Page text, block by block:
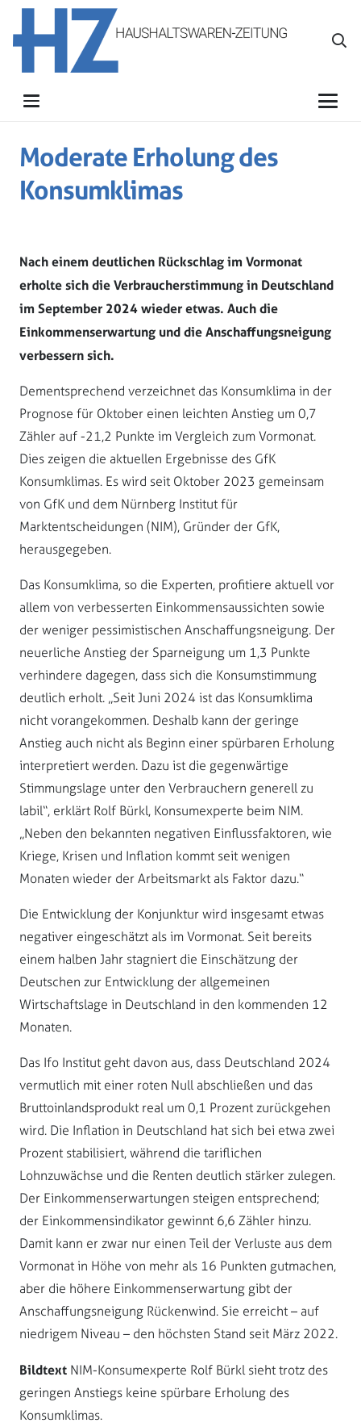
Moderate Erholung des
Konsumklimas
Nach einem deutlichen Rückschlag im Vormonat
erholte sich die Verbraucherstimmung in Deutschland
im September 2024 wieder etwas. Auch die
Einkommenserwartung und die Anschaffungsneigung
verbessern sich.
Dementsprechend verzeichnet das Konsumklima in der
Prognose für Oktober einen leichten Anstieg um 0,7
Zähler auf -21,2 Punkte im Vergleich zum Vormonat.
Dies zeigen die aktuellen Ergebnisse des GfK
Konsumklimas. Es wird seit Oktober 2023 gemeinsam
von GfK und dem Nürnberg Institut für
Marktentscheidungen (NIM), Gründer der GfK,
herausgegeben.
Das Konsumklima, so die Experten, profitiere aktuell vor
allem von verbesserten Einkommensaussichten sowie
der weniger pessimistischen Anschaffungsneigung. Der
neuerliche Anstieg der Sparneigung um 1,3 Punkte
verhindere dagegen, dass sich die Konsumstimmung
deutlich erholt. „Seit Juni 2024 ist das Konsumklima
nicht vorangekommen. Deshalb kann der geringe
Anstieg auch nicht als Beginn einer spürbaren Erholung
interpretiert werden. Dazu ist die gegenwärtige
Stimmungslage unter den Verbrauchern generell zu
labil“, erklärt Rolf Bürkl, Konsumexperte beim NIM.
„Neben den bekannten negativen Einflussfaktoren, wie
Kriege, Krisen und Inflation kommt seit wenigen
Monaten wieder der Arbeitsmarkt als Faktor dazu.“
Die Entwicklung der Konjunktur wird insgesamt etwas
negativer eingeschätzt als im Vormonat. Seit bereits
einem halben Jahr stagniert die Einschätzung der
Deutschen zur Entwicklung der allgemeinen
Wirtschaftslage in Deutschland in den kommenden 12
Monaten.
Das Ifo Institut geht davon aus, dass Deutschland 2024
vermutlich mit einer roten Null abschließen und das
Bruttoinlandsprodukt real um 0,1 Prozent zurückgehen
wird. Die Inflation in Deutschland hat sich bei etwa zwei
Prozent stabilisiert, während die tariflichen
Lohnzuwächse und die Renten deutlich stärker zulegen.
Der Einkommenserwartungen steigen entsprechend;
der Einkommensindikator gewinnt 6,6 Zähler hinzu.
Damit kann er zwar nur einen Teil der Verluste aus dem
Vormonat in Höhe von mehr als 16 Punkten gutmachen,
aber die höhere Einkommenserwartung gibt der
Anschaffungsneigung Rückenwind. Sie erreicht – auf
niedrigem Niveau – den höchsten Stand seit März 2022.
Bildtext NIM-Konsumexperte Rolf Bürkl sieht trotz des
geringen Anstiegs keine spürbare Erholung des
Konsumklimas.